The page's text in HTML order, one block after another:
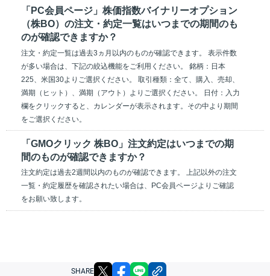
「PC会員ページ」株価指数バイナリーオプション
（株BO）の注文・約定一覧はいつまでの期間のも
のが確認できますか？
注文・約定一覧は過去3ヵ月以内のものが確認できます。 表示件数
が多い場合は、下記の絞込機能をご利用ください。 銘柄：日本
225、米国30よりご選択ください。 取引種類：全て、購入、売却、
満期（ヒット）、満期（アウト）よりご選択ください。 日付：入力
欄をクリックすると、カレンダーが表示されます。その中より期間
をご選択ください。
「GMOクリック 株BO」注文約定はいつまでの期
間のものが確認できますか？
注文約定は過去2週間以内のものが確認できます。 上記以外の注文
一覧・約定履歴を確認されたい場合は、PC会員ページよりご確認
をお願い致します。
SHARE X facebook